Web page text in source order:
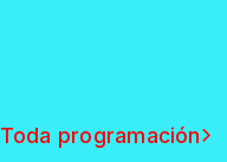
Toda programación